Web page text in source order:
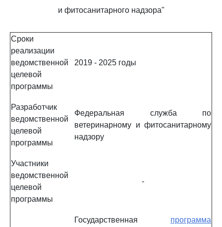
и фитосанитарного надзора"
Сроки
реализации
ведомственной
целевой
программы
2019 - 2025 годы
Разработчик
ведомственной
целевой
программы
Федеральная служба по
ветеринарному и фитосанитарному
надзору
Участники
ведомственной
целевой
программы
-
Государственная программа